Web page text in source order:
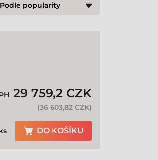
29 759,2 CZK
(36 603,82 CZK)
ks DO KOŠÍKU